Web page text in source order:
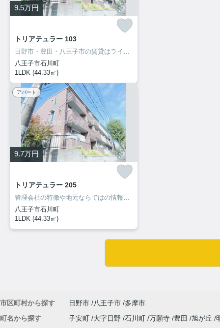
9.5万円
トリアテュラー 103
日野市・豊田・八王子市の賃貸はライフクリエイト豊田駅前店へ♪ご来店・お問い合わせをお待ちしてます♪♪
八王子市石川町
1LDK (44.33㎡)
アパート
9.7万円
トリアテュラー 205
管理会社の特徴や地元ならではの情報も当社ならお伝え出来ます！
八王子市石川町
1LDK (44.33㎡)
市区町村から探す 日野市 八王子市 多摩市
町名から探す
子安町 大字日野 石川町 万願寺 豊田 旭が丘